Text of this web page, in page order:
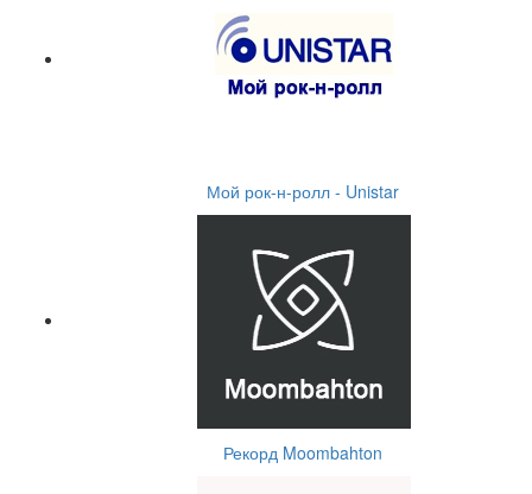
Мой рок-н-ролл - Unistar
Рекорд Moombahton